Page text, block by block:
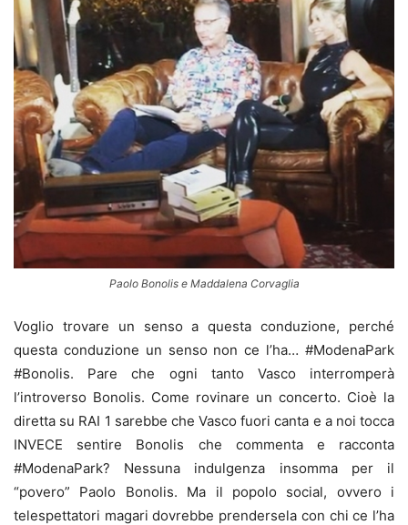
Paolo Bonolis e Maddalena Corvaglia
Voglio trovare un senso a questa conduzione, perché
questa conduzione un senso non ce l’ha… #ModenaPark
#Bonolis. Pare che ogni tanto Vasco interromperà
l’introverso Bonolis. Come rovinare un concerto. Cioè la
diretta su RAI 1 sarebbe che Vasco fuori canta e a noi tocca
INVECE sentire Bonolis che commenta e racconta
#ModenaPark? Nessuna indulgenza insomma per il
“povero” Paolo Bonolis. Ma il popolo social, ovvero i
telespettatori magari dovrebbe prendersela con chi ce l’ha